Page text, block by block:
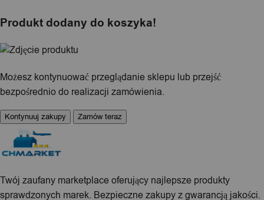
Produkt dodany do koszyka!
Możesz kontynuować przeglądanie sklepu lub przejść
bezpośrednio do realizacji zamówienia.
Kontynuuj zakupy Zamów teraz
Twój zaufany marketplace oferujący najlepsze produkty
sprawdzonych marek. Bezpieczne zakupy z gwarancją jakości.